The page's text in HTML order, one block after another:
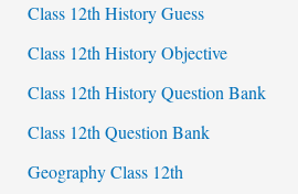
Class 12th History Guess
Class 12th History Objective
Class 12th History Question Bank
Class 12th Question Bank
Geography Class 12th